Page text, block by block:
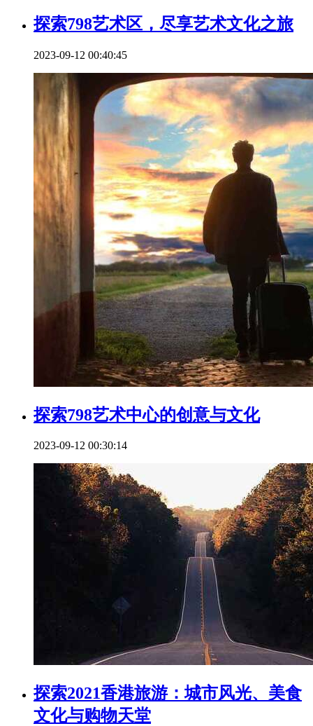
探索798艺术区，尽享艺术文化之旅
2023-09-12 00:40:45
探索798艺术中心的创意与文化
2023-09-12 00:30:14
探索2021香港旅游：城市风光、美食
文化与购物天堂